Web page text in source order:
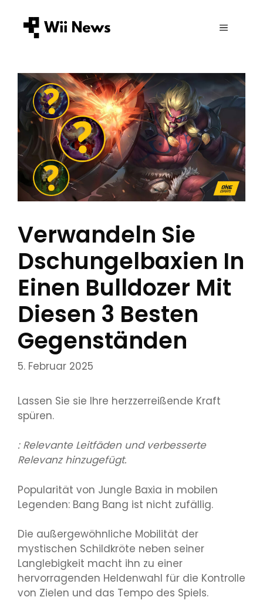
Inhalt
springen
MENÜ
Verwandeln Sie
Dschungelbaxien In
Einen Bulldozer Mit
Diesen 3 Besten
Gegenständen
5. Februar 2025
Lassen Sie sie Ihre herzzerreißende Kraft
spüren.
: Relevante Leitfäden und verbesserte
Relevanz hinzugefügt.
Popularität von Jungle Baxia in mobilen
Legenden: Bang Bang ist nicht zufällig.
Die außergewöhnliche Mobilität der
mystischen Schildkröte neben seiner
Langlebigkeit macht ihn zu einer
hervorragenden Heldenwahl für die Kontrolle
von Zielen und das Tempo des Spiels.